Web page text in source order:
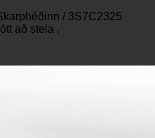
/ 3S7C2325
að stela .